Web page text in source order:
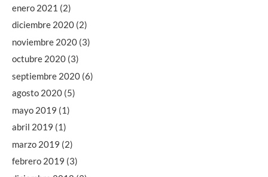
enero 2021 (2)
diciembre 2020 (2)
noviembre 2020 (3)
octubre 2020 (3)
septiembre 2020 (6)
agosto 2020 (5)
mayo 2019 (1)
abril 2019 (1)
marzo 2019 (2)
febrero 2019 (3)